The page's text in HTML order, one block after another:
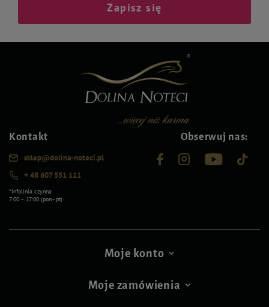
Zapisz się
Kontakt
sklep@dolina-noteci.pl
+ 48 607 551 111
*Infolinia czynna
7:00 – 17:00 (pon–pt)
Obserwuj nas:
Moje konto
Moje zamówienia